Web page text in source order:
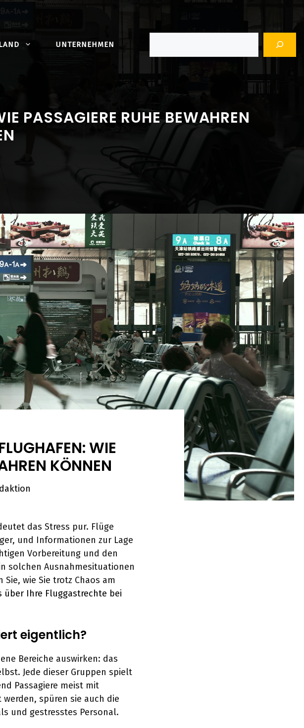
UNTERNEHMEN
PASSAGIERE RUHE BEWAHREN
WIE
KÖNNEN
das Stress pur. Flüge
und Informationen zur Lage
Vorbereitung und den
solchen Ausnahmesituationen
wie Sie trotz Chaos am
über Ihre Fluggastrechte bei
eigentlich?
Bereiche auswirken: das
Jede dieser Gruppen spielt
Passagiere meist mit
spüren sie auch die
und gestresstes Personal.